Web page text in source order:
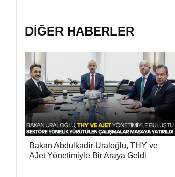
DİĞER HABERLER
Bakan Abdulkadir Uraloğlu, THY ve
AJet Yönetimiyle Bir Araya Geldi